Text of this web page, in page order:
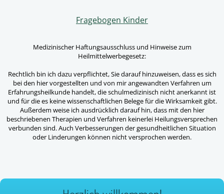
Fragebogen Kinder
Medizinischer Haftungsausschluss und Hinweise zum
Heilmittelwerbegesetz:
Rechtlich bin ich dazu verpflichtet, Sie darauf hinzuweisen, dass es sich
bei den hier vorgestellten und von mir angewandten Verfahren um
Erfahrungsheilkunde handelt, die schulmedizinisch nicht anerkannt ist
und für die es keine wissenschaftlichen Belege für die Wirksamkeit gibt.
Außerdem weise ich ausdrücklich darauf hin, dass mit den hier
beschriebenen Therapien und Verfahren keinerlei Heilungsversprechen
verbunden sind. Auch Verbesserungen der gesundheitlichen Situation
oder Linderungen können nicht versprochen werden.